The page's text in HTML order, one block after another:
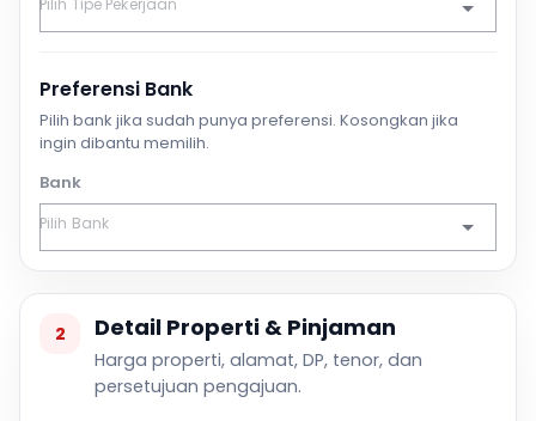
Preferensi Bank
Pilih bank jika sudah punya preferensi. Kosongkan jika
ingin dibantu memilih.
Bank
2 Detail Properti & Pinjaman
Harga properti, alamat, DP, tenor, dan
persetujuan pengajuan.